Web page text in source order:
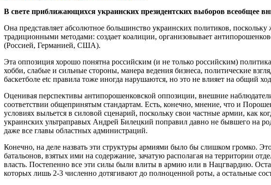
В свете приближающихся украинских президентских выборов всеобщее
Она представляет абсолютное большинство украинских политиков,
традиционными методами: создает коалиции, организовывает
(Россией, Германией, США).
Эта оппозиция хорошо понятна российским (и не только российским)
хобби, слабые и сильные стороны, манера ведения бизнеса, политические
баскетболе etc правила тоже иногда нарушаются, но это не влияет на общий
Оценивая перспективы антипорошенковской оппозиции, внешние
соответствии общепринятым стандартам. Есть, конечно, мнение, что и
условиях выльется в силовой сценарий, поскольку свои частные армии, как
украинских ультраправых Андрей Билецкий поправил давно не бывшего на
даже все главы областных администраций.
Конечно, на деле назвать эти структуры армиями было бы слишком громко.
батальонов, взятых ими на содержание, зачатую располагая на территории
власть. Постепенно все эти силы были влиты в армию или в Нацгвардию.
которых лишь 2-3 численно дотягивают до полноценной роты, а остальные